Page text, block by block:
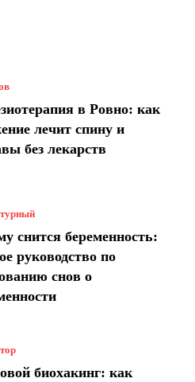
в Ровно: как
лечит спину и
без лекарств
снится беременность:
руководство по
снов о
биохакинг: как